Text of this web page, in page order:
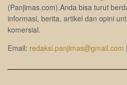
(Panjimas.com).Anda bisa turut
informasi, berita, artikel dan opini
komersial.
Email: redaksi.panjimas@gmail.com